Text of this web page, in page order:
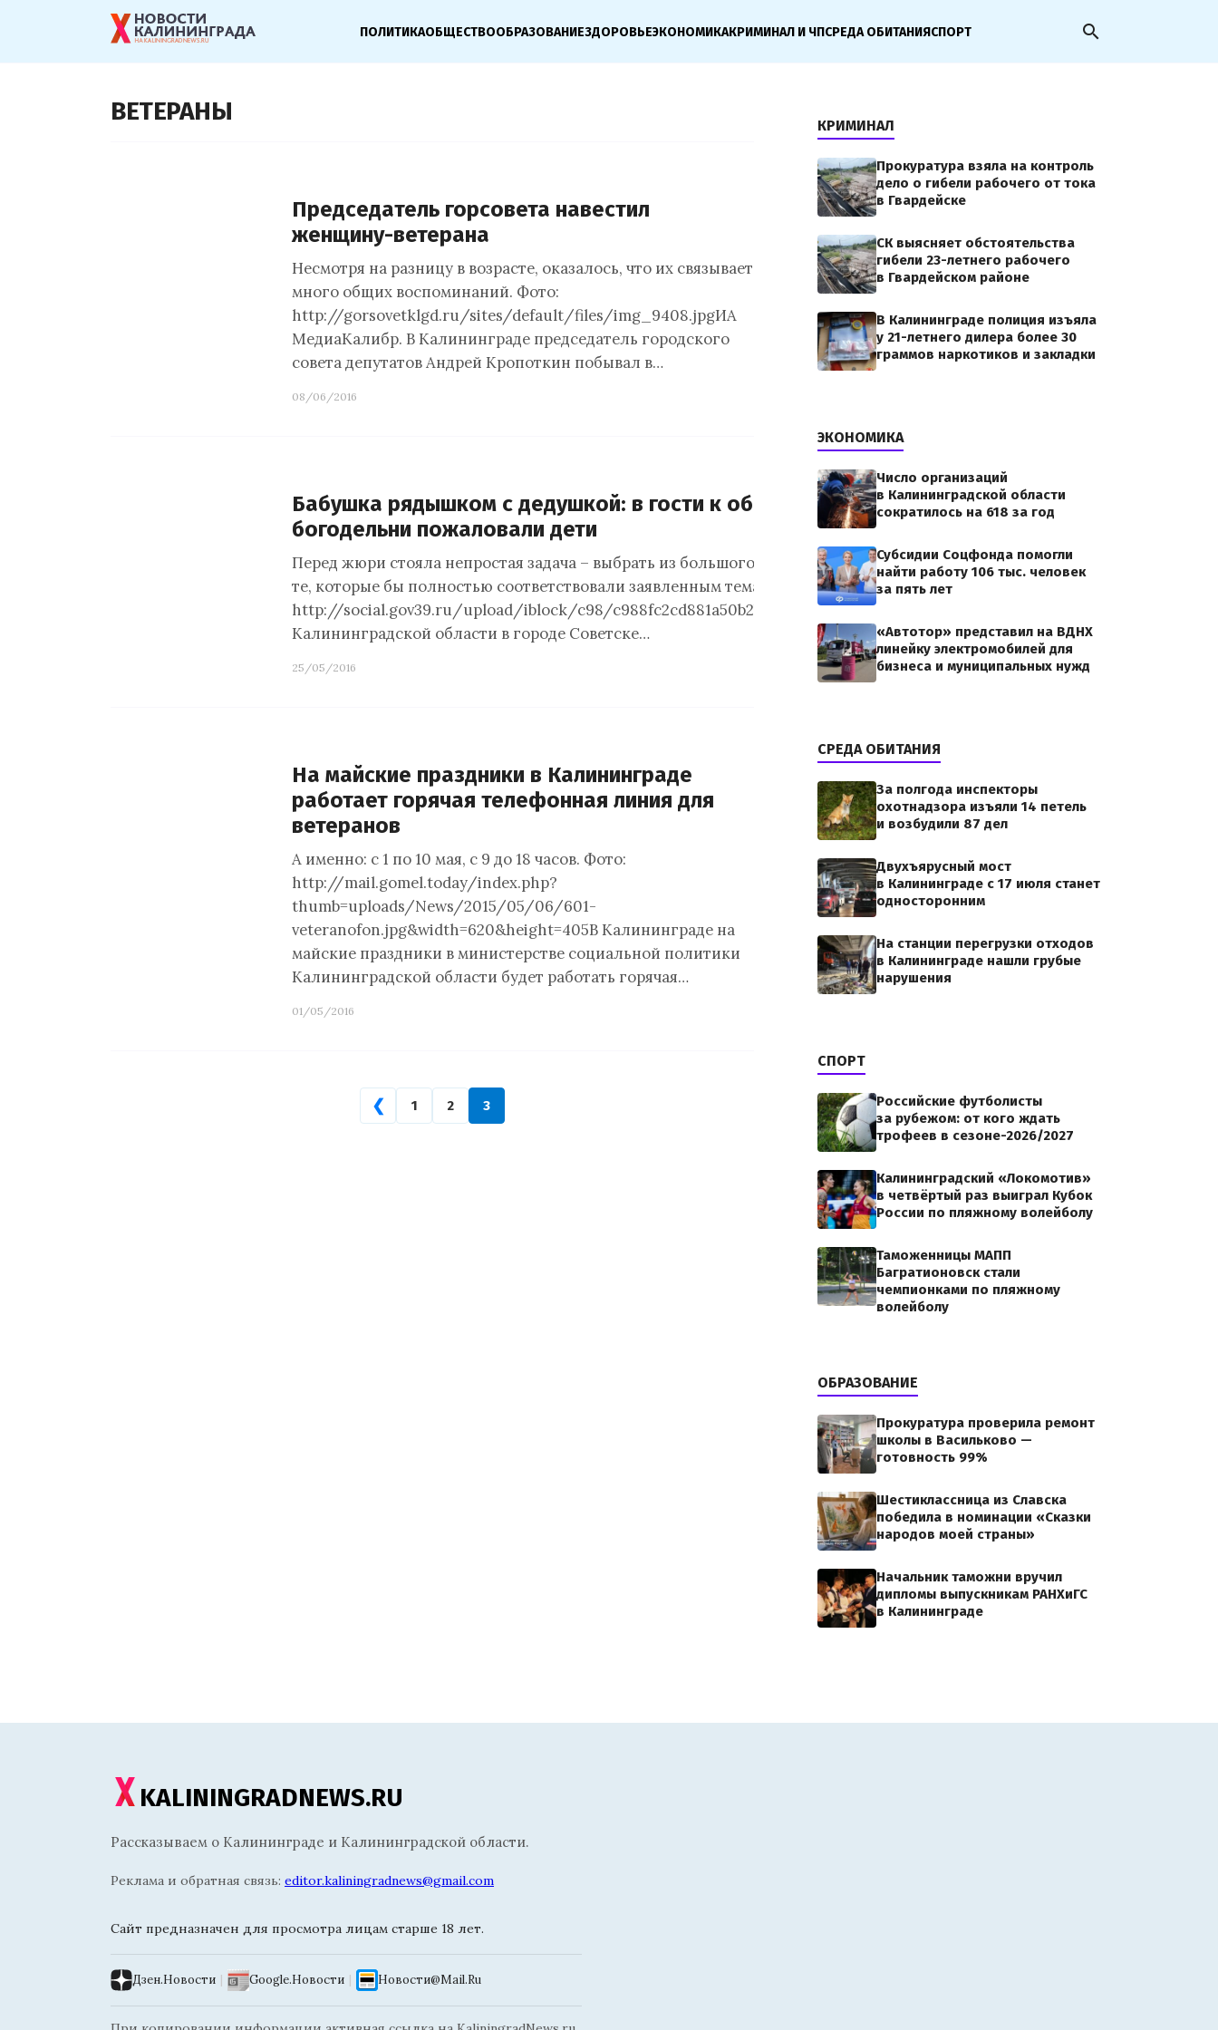
ПОЛИТИКАОБЩЕСТВООБРАЗОВАНИЕЗДОРОВЬЕЭКОНОМИКАКРИМИНАЛ И ЧПСРЕДА ОБИТАНИЯСПОРТ search
ВЕТЕРАНЫ
Председатель горсовета навестил
женщину-ветерана
Несмотря на разницу в возрасте, оказалось, что их связывает
много общих воспоминаний. Фото:
http://gorsovetklgd.ru/sites/default/files/img_9408.jpgИА
МедиаКалибр. В Калининграде председатель городского
совета депутатов Андрей Кропоткин побывал в…
08/06/2016
Бабушка рядышком с дедушкой: в гости к обитателям
богодельни пожаловали дети
Перед жюри стояла непростая задача – выбрать из большого количества работ
те, которые бы полностью соответствовали заявленным темам. Фото:
http://social.gov39.ru/upload/iblock/c98/c988fc2cd881a50b2ba7ffdd5a1bcaf8.JPGВ
Калининградской области в городе Советске…
25/05/2016
На майские праздники в Калининграде
работает горячая телефонная линия для
ветеранов
А именно: с 1 по 10 мая, с 9 до 18 часов. Фото:
http://mail.gomel.today/index.php?
thumb=uploads/News/2015/05/06/601-
veteranofon.jpg&width=620&height=405В Калининграде на
майские праздники в министерстве социальной политики
Калининградской области будет работать горячая…
01/05/2016
❮ 1 2 3
КРИМИНАЛ
Прокуратура взяла на контроль
дело о гибели рабочего от тока
в Гвардейске
СК выясняет обстоятельства
гибели 23-летнего рабочего
в Гвардейском районе
В Калининграде полиция изъяла
у 21-летнего дилера более 30
граммов наркотиков и закладки
ЭКОНОМИКА
Число организаций
в Калининградской области
сократилось на 618 за год
Субсидии Соцфонда помогли
найти работу 106 тыс. человек
за пять лет
«Автотор» представил на ВДНХ
линейку электромобилей для
бизнеса и муниципальных нужд
СРЕДА ОБИТАНИЯ
За полгода инспекторы
охотнадзора изъяли 14 петель
и возбудили 87 дел
Двухъярусный мост
в Калининграде с 17 июля станет
односторонним
На станции перегрузки отходов
в Калининграде нашли грубые
нарушения
СПОРТ
Российские футболисты
за рубежом: от кого ждать
трофеев в сезоне-2026/2027
Калининградский «Локомотив»
в четвёртый раз выиграл Кубок
России по пляжному волейболу
Таможенницы МАПП
Багратионовск стали
чемпионками по пляжному
волейболу
ОБРАЗОВАНИЕ
Прокуратура проверила ремонт
школы в Васильково —
готовность 99%
Шестиклассница из Славска
победила в номинации «Сказки
народов моей страны»
Начальник таможни вручил
дипломы выпускникам РАНХиГС
в Калининграде
KALININGRADNEWS.RU
Рассказываем о Калининграде и Калининградской области.
Реклама и обратная связь: editor.kaliningradnews@gmail.com
Сайт предназначен для просмотра лицам старше 18 лет.
Дзен.Новости | Google.Новости | Новости@Mail.Ru